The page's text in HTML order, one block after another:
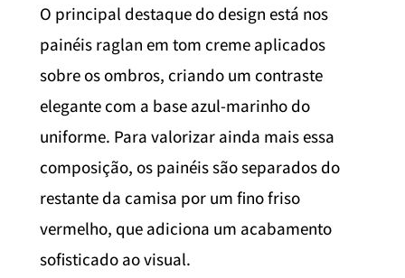
O principal destaque do design está nos
painéis raglan em tom creme aplicados
sobre os ombros, criando um contraste
elegante com a base azul-marinho do
uniforme. Para valorizar ainda mais essa
composição, os painéis são separados do
restante da camisa por um fino friso
vermelho, que adiciona um acabamento
sofisticado ao visual.